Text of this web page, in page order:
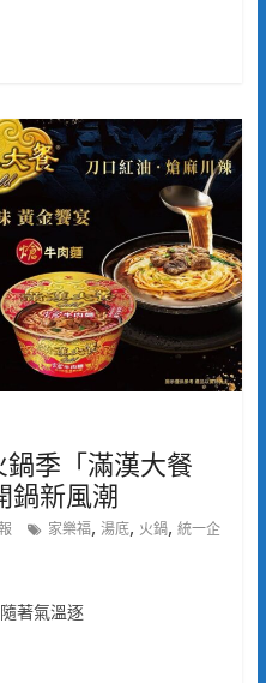
季「滿漢大餐
鍋新風潮
家樂福, 湯底, 火鍋, 統一企
著氣溫逐